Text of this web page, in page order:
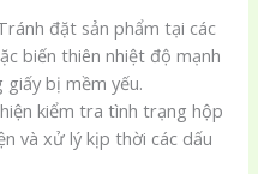
đặt sản phẩm tại các
biến thiên nhiệt độ mạnh
bị mềm yếu.
kiểm tra tình trạng hộp
và xử lý kịp thời các dấu